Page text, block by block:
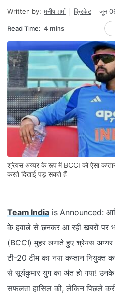
Written by: मनीष शर्मा क्रिकेट जून
Read Time: 4 mins
श्रेयस अय्यर के रूप में BCCI को ऐसा
करते दिखाई पड़ सकते हैं
Team India is Announced:
के हवाले से छनकर आ रही खबरों पर
(BCCI) मुहर लगाते हुए श्रेयस अय्यर
टी-20 टीम का नया कप्तान नियुक्त
से सूर्यकुमार युग का अंत हो गया! उनके
सफलता हासिल की, लेकिन पिछले